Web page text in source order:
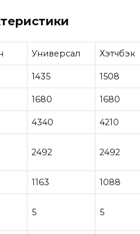
Универсал Хэтчбэк
1435 1508
1680 1680
4340 4210
2492 2492
1163 1088
5 5